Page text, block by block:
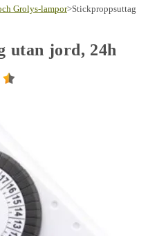
Grolys-lampor>Stickproppsuttag
utan jord, 24h